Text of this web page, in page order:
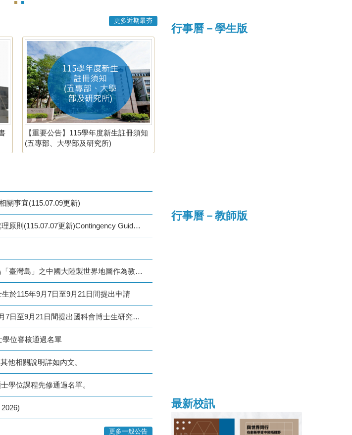
【重要公告】115學年度新生註冊須知
(五專部、大學部及研究所)
更多近期最夯
關事宜(115.07.09更新)
【重要公告】有關本校研究生學位考試當日如遇颱風之因應處理原則(115.07.07更新)Contingency Guidelines for Graduate Degree Examinations During a Typhoon
【轉知教育部函】請各系所及教師注意，勿使用將我國標示為「臺灣島」之中國大陸製世界地圖作為教材。
於115年9月7日至9月21日間提出申請
(公告) 本校114-2及115-1逕修讀博士學位學生, 歡迎於115年9月7日至9月21日間提出國科會博士生研究獎學金及優秀本國研究生入學獎勵申請
學位審核通過名單
他相關說明詳如內文。
學位課程先修通過名單。
更多一般公告
行事曆－學生版
行事曆－教師版
最新校訊